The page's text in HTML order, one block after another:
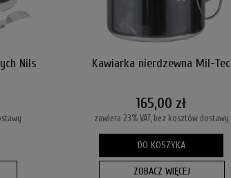
Nils
Kawiarka nierdzewna Mil-Tec
165,00 zł
zawiera 23% VAT, bez kosztów dostawy
DO KOSZYKA
ZOBACZ WIĘCEJ